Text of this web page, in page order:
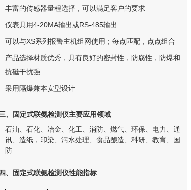
丰富的传感器量程选择，可以满足客户的要求
仪表具用4-20MA输出或RS-485输出
可以与XS系列报警主机组网使用；每点匹配，点点组合
产品选择材质优秀，具有良好的密封性，防腐性，防爆和
抗磁干扰强
采用隔爆兼本安型设计
、 固定式联氨检测仪主要应用领域
石油、石化、冶金、化工、消防、燃气、环保、电力、通
讯、造纸，印染、污水处理、食品酿造、科研、教育、国
防
、 固定式联氨检测仪性能指标